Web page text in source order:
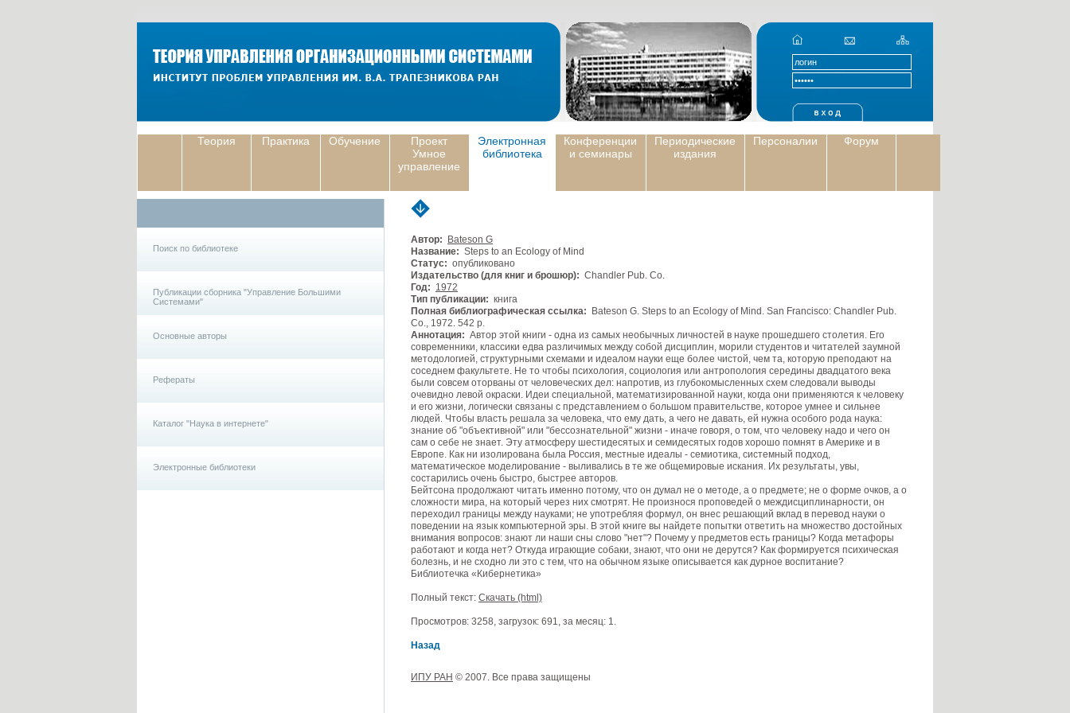
Теория Практика Обучение
Проект
Умное
управление
Электронная
библиотека
Конференции
и семинары
Периодические
издания
Персоналии Форум
Поиск по библиотеке
Публикации сборника "Управление Большими
Системами"
Основные авторы
Рефераты
Каталог "Наука в интернете"
Электронные библиотеки
Автор:
Bateson G
Название: Steps to an Ecology of Mind
Статус: опубликовано
Издательство (для книг и брошюр): Chandler Pub. Co.
Год: 1972
Тип публикации: книга
Полная библиографическая ссылка: Bateson G. Steps to an Ecology of Mind. San Francisco: Chandler Pub.
Co., 1972. 542 p.
Аннотация: Автор этой книги - одна из самых необычных личностей в науке прошедшего столетия. Его
современники, классики едва различимых между собой дисциплин, морили студентов и читателей заумной
методологией, структурными схемами и идеалом науки еще более чистой, чем та, которую преподают на
соседнем факультете. Не то чтобы психология, социология или антропология середины двадцатого века
были совсем оторваны от человеческих дел: напротив, из глубокомысленных схем следовали выводы
очевидно левой окраски. Идеи специальной, математизированной науки, когда они применяются к человеку
и его жизни, логически связаны с представлением о большом правительстве, которое умнее и сильнее
людей. Чтобы власть решала за человека, что ему дать, а чего не давать, ей нужна особого рода наука:
знание об "объективной" или "бессознательной" жизни - иначе говоря, о том, что человеку надо и чего он
сам о себе не знает. Эту атмосферу шестидесятых и семидесятых годов хорошо помнят в Америке и в
Европе. Как ни изолирована была Россия, местные идеалы - семиотика, системный подход,
математическое моделирование - выливались в те же общемировые искания. Их результаты, увы,
состарились очень быстро, быстрее авторов.
Бейтсона продолжают читать именно потому, что он думал не о методе, а о предмете; не о форме очков, а о
сложности мира, на который через них смотрят. Не произнося проповедей о междисциплинарности, он
переходил границы между науками; не употребляя формул, он внес решающий вклад в перевод науки о
поведении на язык компьютерной эры. В этой книге вы найдете попытки ответить на множество достойных
внимания вопросов: знают ли наши сны слово "нет"? Почему у предметов есть границы? Когда метафоры
работают и когда нет? Откуда играющие собаки, знают, что они не дерутся? Как формируется психическая
болезнь, и не сходно ли это с тем, что на обычном языке описывается как дурное воспитание?
Библиотечка «Кибернетика»
Полный текст: Скачать (html)
Просмотров: 3258, загрузок: 691, за месяц: 1.
Назад
ИПУ РАН © 2007. Все права защищены